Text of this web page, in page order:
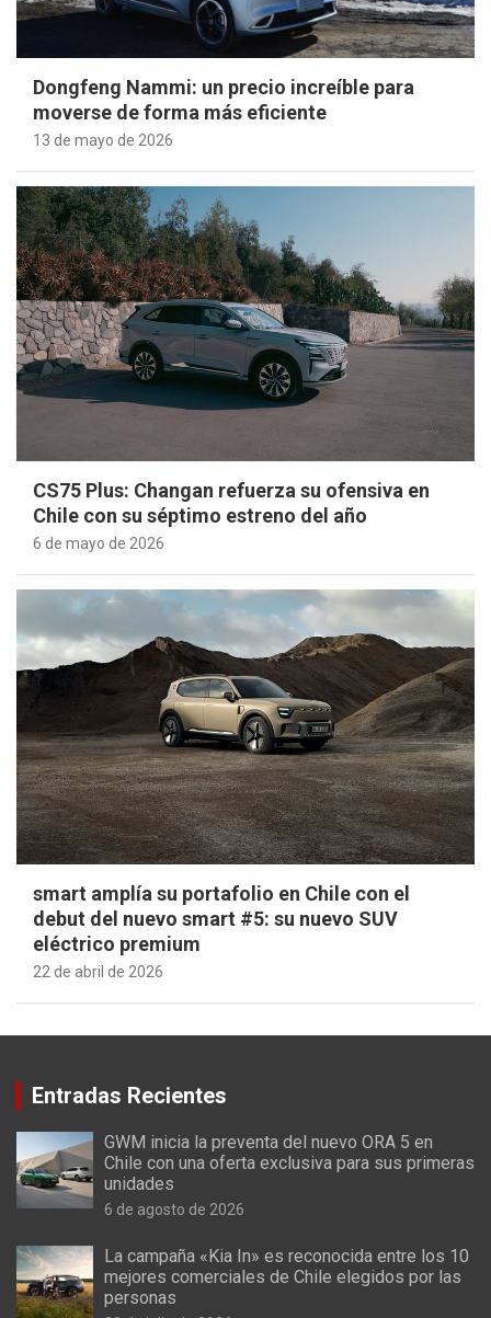
Dongfeng Nammi: un precio increíble para
moverse de forma más eficiente
13 de mayo de 2026
CS75 Plus: Changan refuerza su ofensiva en
Chile con su séptimo estreno del año
6 de mayo de 2026
smart amplía su portafolio en Chile con el
debut del nuevo smart #5: su nuevo SUV
eléctrico premium
22 de abril de 2026
Entradas Recientes
GWM inicia la preventa del nuevo ORA 5 en
Chile con una oferta exclusiva para sus primeras
unidades
6 de agosto de 2026
La campaña «Kia In» es reconocida entre los 10
mejores comerciales de Chile elegidos por las
personas